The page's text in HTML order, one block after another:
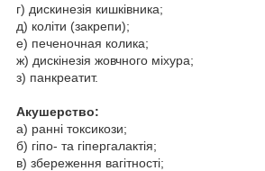
г) дискинезія кишківника;
д) коліти (закрепи);
е) печеночная колика;
ж) дискінезія жовчного міхура;
з) панкреатит.
Акушерство:
а) ранні токсикози;
б) гіпо- та гіпергалактія;
в) збереження вагітності;